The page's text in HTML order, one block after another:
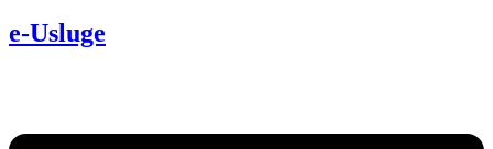
e-Usluge